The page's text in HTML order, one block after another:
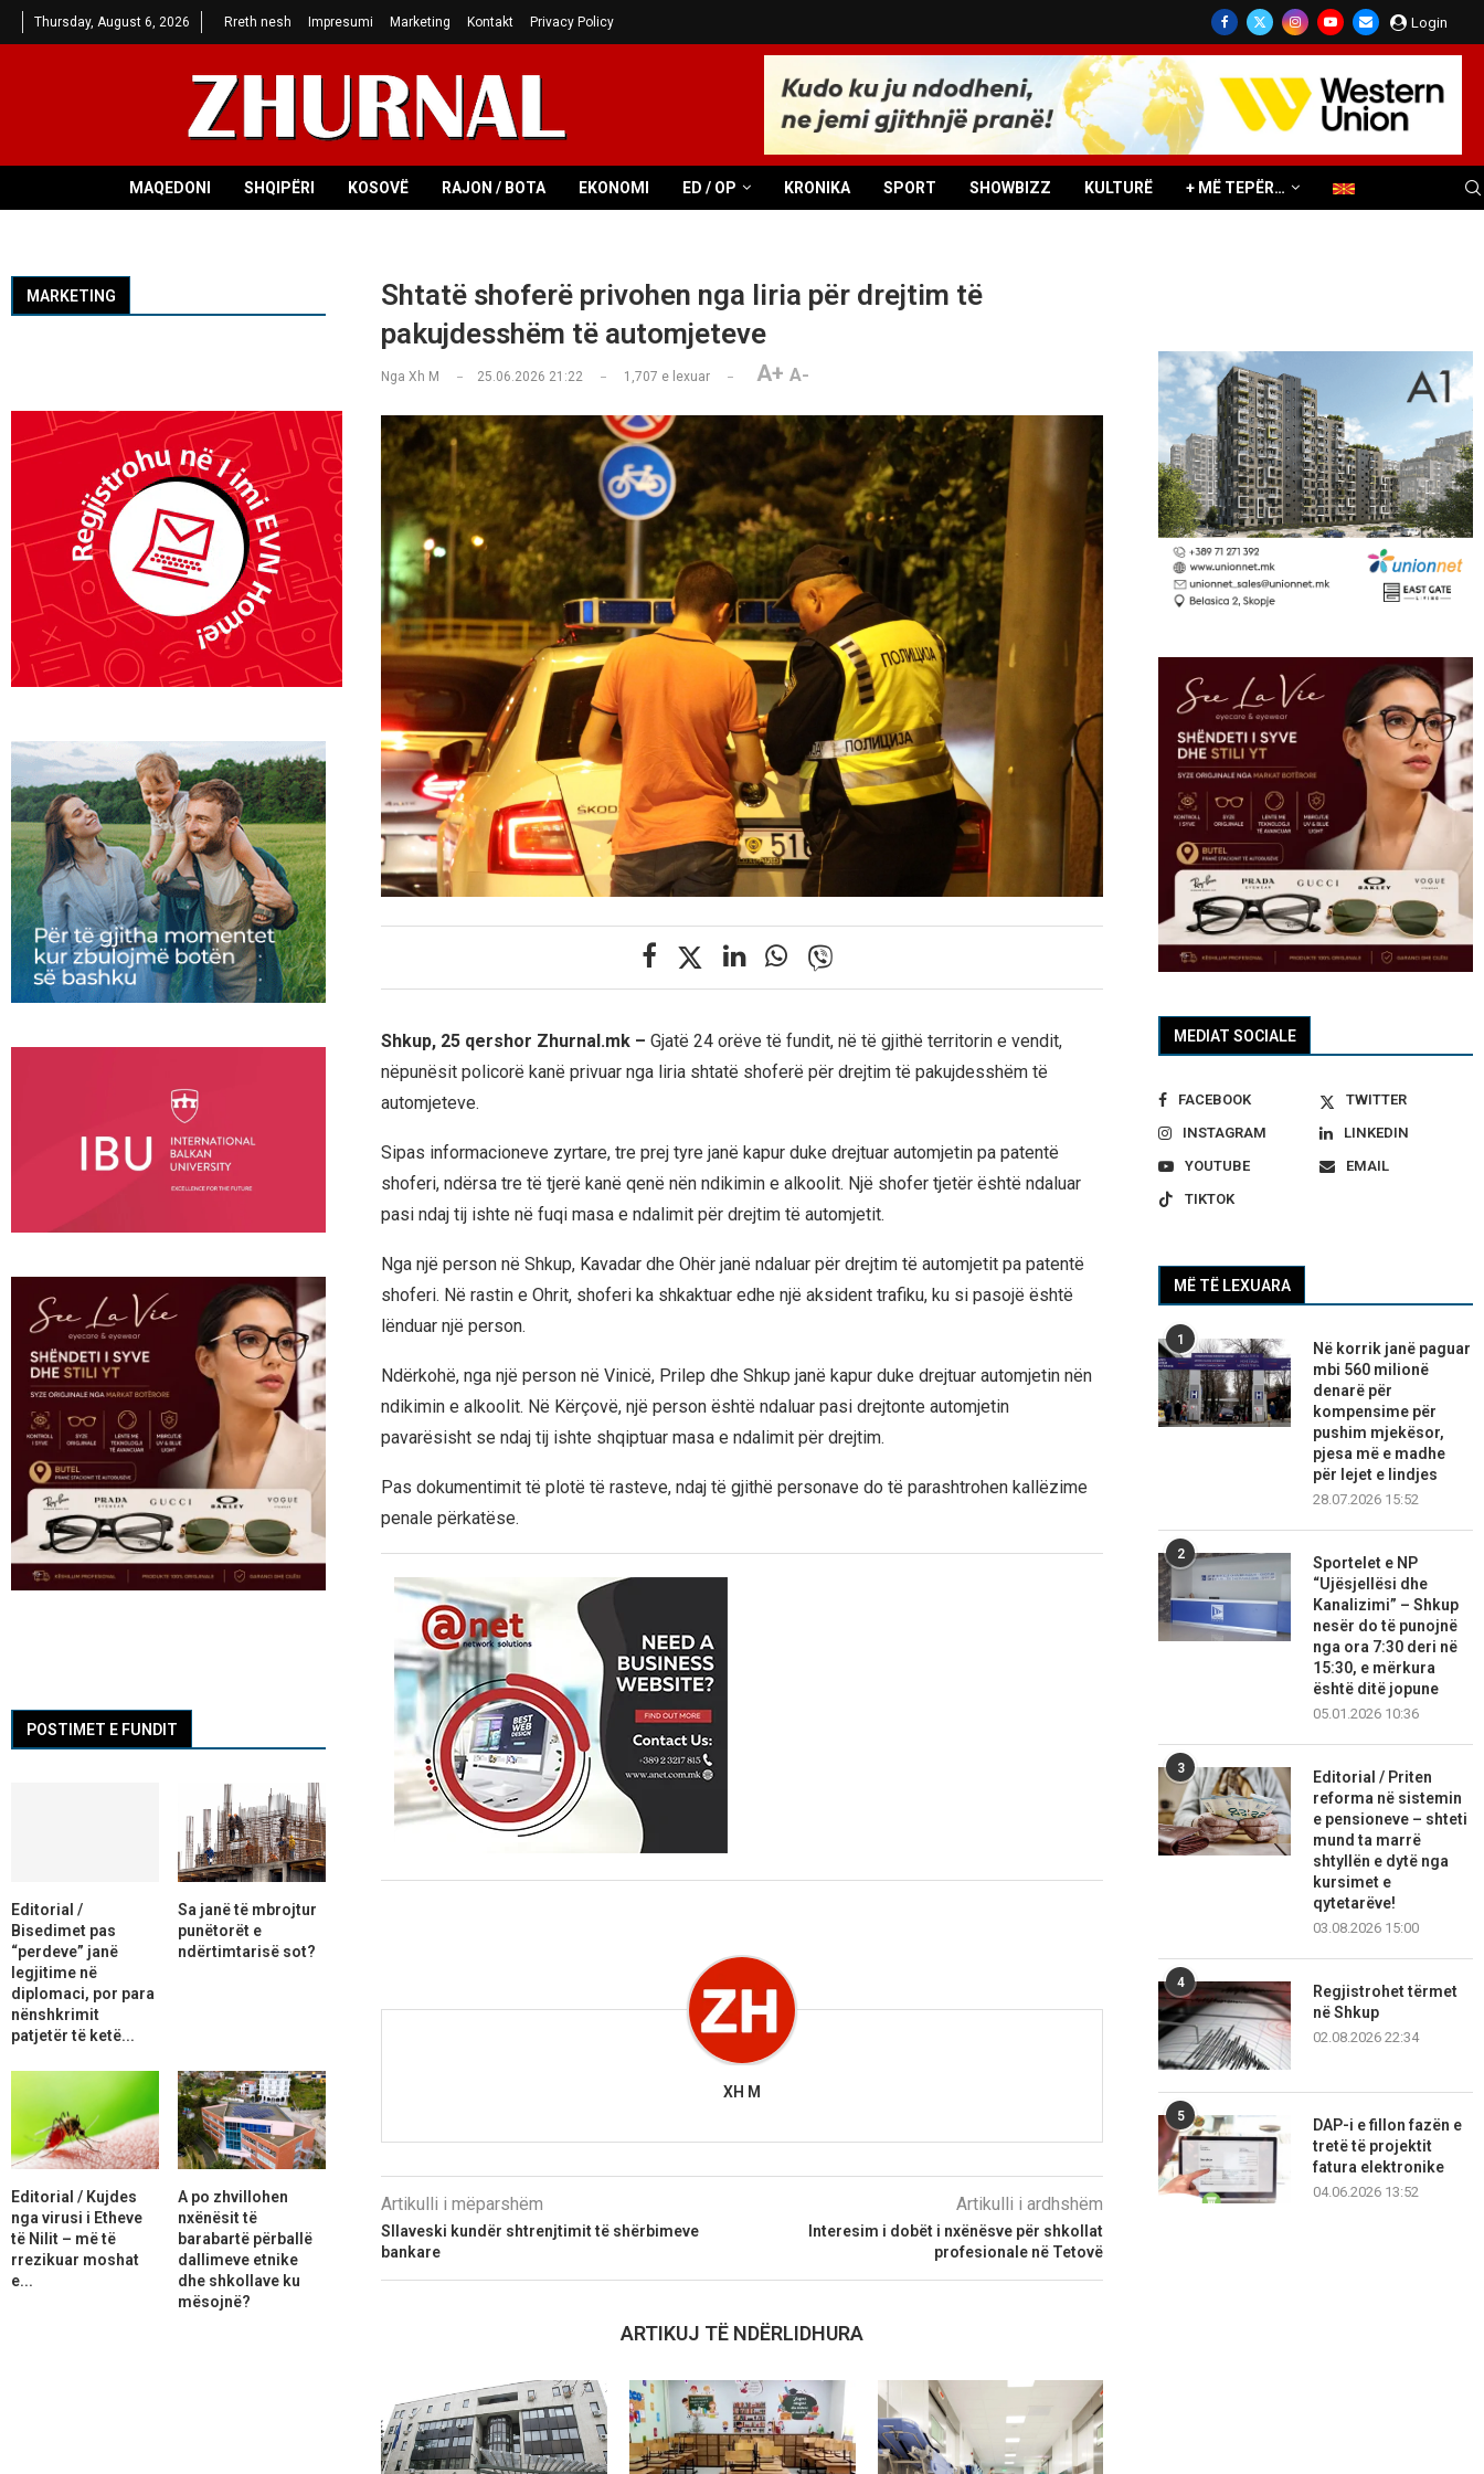
Thursday, August 6, 2026 Rreth nesh Impresumi Marketing Kontakt Privacy Policy Login
MAQEDONI SHQIPËRI KOSOVË RAJON / BOTA EKONOMI ED / OP KRONIKA SPORT SHOWBIZZ KULTURË + MË TEPËR…
Shtatë shoferë privohen nga liria për drejtim të
pakujdesshëm të automjeteve
Nga Xh M 25.06.2026 21:22 1,707 e lexuar A+ A-
Shkup, 25 qershor Zhurnal.mk – Gjatë 24 orëve të fundit, në të gjithë territorin e vendit,
nëpunësit policorë kanë privuar nga liria shtatë shoferë për drejtim të pakujdesshëm të
automjeteve.
Sipas informacioneve zyrtare, tre prej tyre janë kapur duke drejtuar automjetin pa patentë
shoferi, ndërsa tre të tjerë kanë qenë nën ndikimin e alkoolit. Një shofer tjetër është ndaluar
pasi ndaj tij ishte në fuqi masa e ndalimit për drejtim të automjetit.
Nga një person në Shkup, Kavadar dhe Ohër janë ndaluar për drejtim të automjetit pa patentë
shoferi. Në rastin e Ohrit, shoferi ka shkaktuar edhe një aksident trafiku, ku si pasojë është
lënduar një person.
Ndërkohë, nga një person në Vinicë, Prilep dhe Shkup janë kapur duke drejtuar automjetin nën
ndikimin e alkoolit. Në Kërçovë, një person është ndaluar pasi drejtonte automjetin
pavarësisht se ndaj tij ishte shqiptuar masa e ndalimit për drejtim.
Pas dokumentimit të plotë të rasteve, ndaj të gjithë personave do të parashtrohen kallëzime
penale përkatëse.
XH M
Artikulli i mëparshëm
Sllaveski kundër shtrenjtimit të shërbimeve
bankare
Artikulli i ardhshëm
Interesim i dobët i nxënësve për shkollat
profesionale në Tetovë
ARTIKUJ TË NDËRLIDHURA
MEDIAT SOCIALE
FACEBOOK
TWITTER
INSTAGRAM
LINKEDIN
YOUTUBE
EMAIL
TIKTOK
MË TË LEXUARA
1
Në korrik janë paguar
mbi 560 milionë
denarë për
kompensime për
pushim mjekësor,
pjesa më e madhe
për lejet e lindjes
28.07.2026 15:52
2
Sportelet e NP
“Ujësjellësi dhe
Kanalizimi” – Shkup
nesër do të punojnë
nga ora 7:30 deri në
15:30, e mërkura
është ditë jopune
05.01.2026 10:36
3
Editorial / Priten
reforma në sistemin
e pensioneve – shteti
mund ta marrë
shtyllën e dytë nga
kursimet e
qytetarëve!
03.08.2026 15:00
4
Regjistrohet tërmet
në Shkup
02.08.2026 22:34
5
DAP-i e fillon fazën e
tretë të projektit
fatura elektronike
04.06.2026 13:52
MARKETING
POSTIMET E FUNDIT
Editorial /
Bisedimet pas
“perdeve” janë
legjitime në
diplomaci, por para
nënshkrimit
patjetër të ketë...
Sa janë të mbrojtur
punëtorët e
ndërtimtarisë sot?
Editorial / Kujdes
nga virusi i Etheve
të Nilit – më të
rrezikuar moshat
e...
A po zhvillohen
nxënësit të
barabartë përballë
dallimeve etnike
dhe shkollave ku
mësojnë?